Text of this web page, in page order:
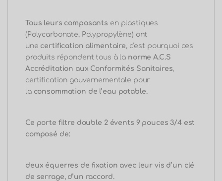
Tous leurs composants en plastiques
(Polycarbonate, Polypropylène) ont
une certification alimentaire, c’est pourquoi ces
produits répondent tous à la norme A.C.S
Accréditation aux Conformités Sanitaires,
certification gouvernementale pour
la consommation de l’eau potable.
Ce porte filtre double 2 évents 9 pouces 3/4 est
composé de:
deux équerres de fixation avec leur vis d’un clé
de serrage, d’un raccord.